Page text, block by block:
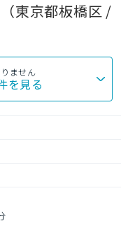
東京都板橋区 /
ません
を見る